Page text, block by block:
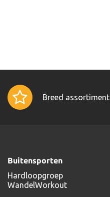
Breed assortiment
Buitensporten
Hardloopgroep
WandelWorkout